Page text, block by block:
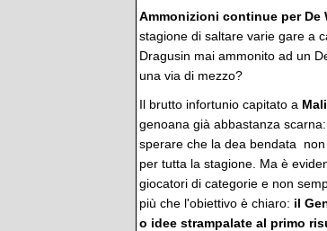
Ammonizioni continue per De
stagione di saltare varie gare a
Dragusin mai ammonito ad un
una via di mezzo?
Il brutto infortunio capitato a
genoana già abbastanza
sperare che la dea bendata
per tutta la stagione. Ma è
giocatori di categorie e non
più che l'obiettivo è chiaro: il
o idee strampalate al primo